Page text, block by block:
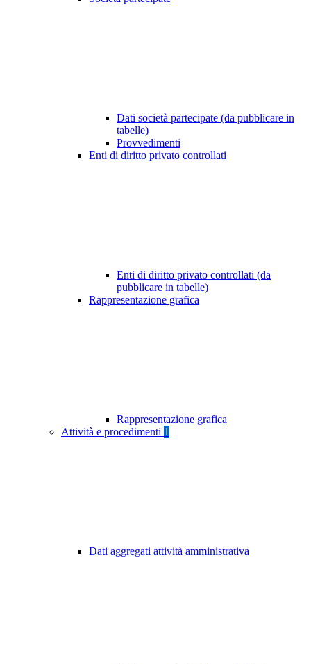
Dati società partecipate (da pubblicare in
tabelle)
Provvedimenti
Enti di diritto privato controllati
Enti di diritto privato controllati (da
pubblicare in tabelle)
Rappresentazione grafica
Rappresentazione grafica
Attività e procedimenti 1
Dati aggregati attività amministrativa